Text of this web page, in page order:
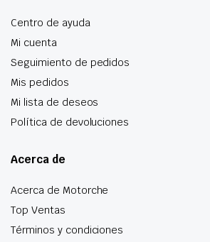
Centro de ayuda
Mi cuenta
Seguimiento de pedidos
Mis pedidos
Mi lista de deseos
Política de devoluciones
Acerca de
Acerca de Motorche
Top Ventas
Términos y condiciones